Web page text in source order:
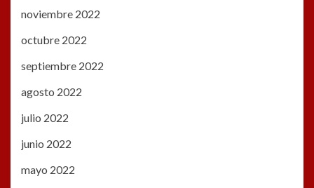
noviembre 2022
octubre 2022
septiembre 2022
agosto 2022
julio 2022
junio 2022
mayo 2022